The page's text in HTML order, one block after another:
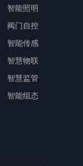
智能照明
阀门自控
智能传感
智慧物联
智慧监管
智能组态